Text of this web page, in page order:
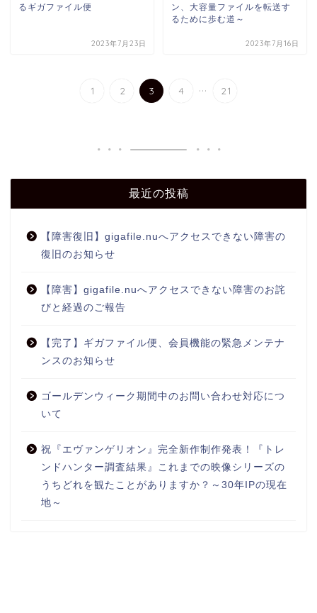
るギガファイル便
2023年7月23日
ン、大容量ファイルを転送す
るために歩む道～
2023年7月16日
1 2 3 4 ... 21
最近の投稿
【障害復旧】gigafile.nuへアクセスできない障害の
復旧のお知らせ
【障害】gigafile.nuへアクセスできない障害のお詫
びと経過のご報告
【完了】ギガファイル便、会員機能の緊急メンテナ
ンスのお知らせ
ゴールデンウィーク期間中のお問い合わせ対応につ
いて
祝『エヴァンゲリオン』完全新作制作発表！『トレ
ンドハンター調査結果』これまでの映像シリーズの
うちどれを観たことがありますか？～30年IPの現在
地～